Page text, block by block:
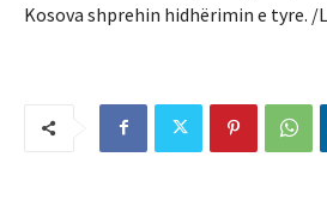
Kosova shprehin hidhërimin e tyre. /